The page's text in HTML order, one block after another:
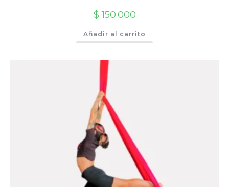
$ 150.000
Añadir al carrito